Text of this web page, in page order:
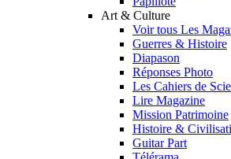
Art & Culture
Voir tous Les
Guerres & Histoire
Diapason
Réponses Photo
Les Cahiers de
Lire Magazine
Mission Patrimoine
Histoire &
Guitar Part